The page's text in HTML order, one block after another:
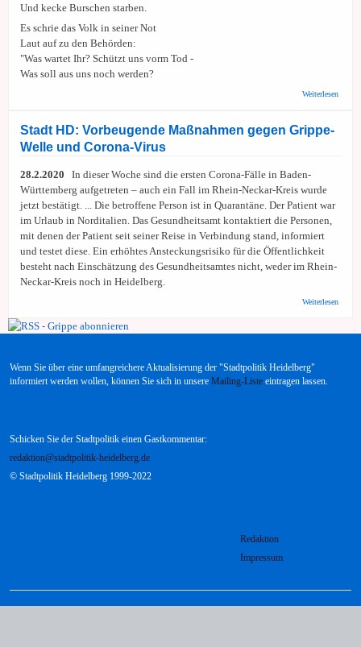
Und kecke Burschen starben.
Es schrie das Volk in seiner Not
Laut auf zu den Behörden:
"Was wartet Ihr? Schützt uns vorm Tod -
Was soll aus uns noch werden?
Weiterlesen
Stadt HD: Vorbeugende Maßnahmen gegen Grippe-
Welle und Corona-Virus
28.2.2020
In dieser Woche sind die ersten Corona-Fälle in Baden-
Württemberg aufgetreten – auch ein Fall im Rhein-Neckar-Kreis wurde
jetzt bestätigt. ... Die betroffene Person ist in Quarantäne. Der Patient war
im Urlaub in Norditalien. Das Gesundheitsamt kontaktiert die Personen,
mit denen der Patient seit seiner Reise in Verbindung stand, informiert
und testet diese. Ein erhöhtes Ansteckungsrisiko für die Öffentlichkeit
besteht nach Einschätzung des Gesundheitsamtes nicht, weder im Rhein-
Neckar-Kreis noch in Heidelberg.
Weiterlesen
Wenn Sie über eine umfangreichere Aktualisierung der "Stadtpolitik Heidelberg"
informiert werden wollen, können Sie sich in unsere Mailing-Liste eintragen lassen.
Schicken Sie der Stadtpolitik einen Gastkommentar:
redaktion@stadtpolitik-heidelberg.de
© Stadtpolitik Heidelberg 1999-2022
Redaktion
Impressum